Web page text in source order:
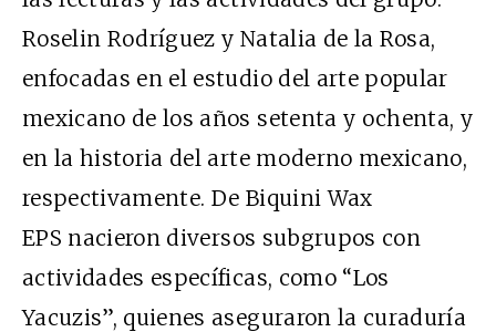
Roselin Rodríguez y Natalia de la Rosa,
enfocadas en el estudio del arte popular
mexicano de los años setenta y ochenta, y
en la historia del arte moderno mexicano,
respectivamente. De Biquini Wax
EPS nacieron diversos subgrupos con
actividades específicas, como “Los
Yacuzis”, quienes aseguraron la curaduría